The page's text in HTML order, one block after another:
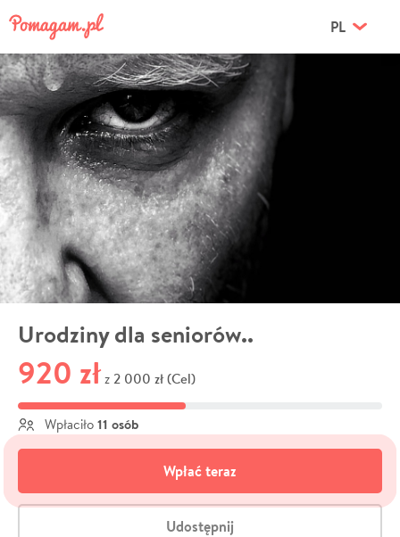
PL
Urodziny dla seniorów..
920 zł z 2 000 zł (Cel)
Wpłaciło 11 osób
Wpłać teraz
Udostępnij